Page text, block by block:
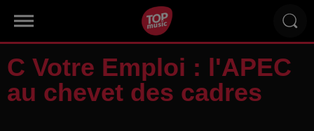
C Votre Emploi : l'APEC
au chevet des cadres